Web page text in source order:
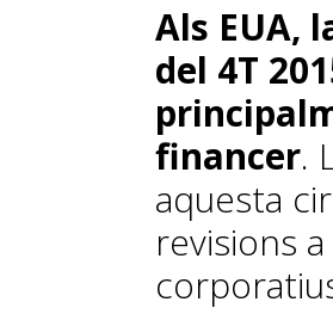
Als EUA,
del 4T
financer.
aquesta
revisions